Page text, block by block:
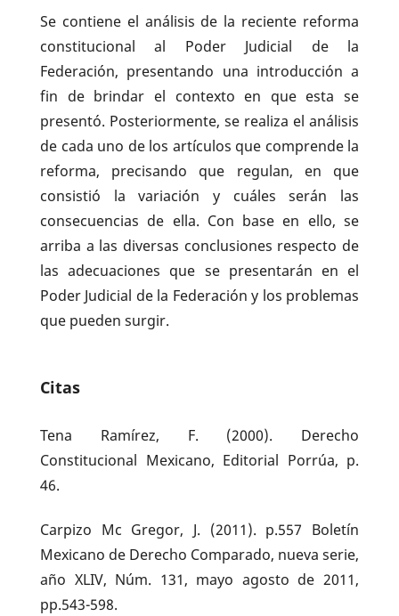
Se contiene el análisis de la reciente reforma
constitucional al Poder Judicial de la
Federación, presentando una introducción a
fin de brindar el contexto en que esta se
presentó. Posteriormente, se realiza el análisis
de cada uno de los artículos que comprende la
reforma, precisando que regulan, en que
consistió la variación y cuáles serán las
consecuencias de ella. Con base en ello, se
arriba a las diversas conclusiones respecto de
las adecuaciones que se presentarán en el
Poder Judicial de la Federación y los problemas
que pueden surgir.
Citas
Tena Ramírez, F. (2000). Derecho
Constitucional Mexicano, Editorial Porrúa, p.
46.
Carpizo Mc Gregor, J. (2011). p.557 Boletín
Mexicano de Derecho Comparado, nueva serie,
año XLIV, Núm. 131, mayo agosto de 2011,
pp.543-598.